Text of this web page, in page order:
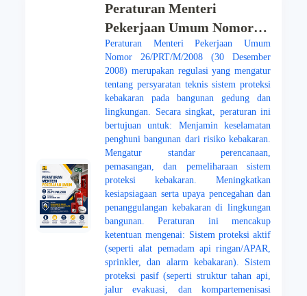
Peraturan Menteri
Pekerjaan Umum Nomor
26/PRT/M/2008 (30
Desember 2008) merupakan
regulasi yang mengatur
tentang persyaratan teknis
sistem proteksi kebakaran
pada bangunan gedung dan
lingkungan.
Peraturan Menteri Pekerjaan Umum
Nomor 26/PRT/M/2008 (30 Desember
2008) merupakan regulasi yang mengatur
tentang persyaratan teknis sistem proteksi
kebakaran pada bangunan gedung dan
lingkungan. Secara singkat, peraturan ini
bertujuan untuk: Menjamin keselamatan
penghuni bangunan dari risiko kebakaran.
Mengatur standar perencanaan,
pemasangan, dan pemeliharaan sistem
proteksi kebakaran. Meningkatkan
kesiapsiagaan serta upaya pencegahan dan
penanggulangan kebakaran di lingkungan
bangunan. Peraturan ini mencakup
ketentuan mengenai: Sistem proteksi aktif
(seperti alat pemadam api ringan/APAR,
sprinkler, dan alarm kebakaran). Sistem
proteksi pasif (seperti struktur tahan api,
jalur evakuasi, dan kompartemenisasi